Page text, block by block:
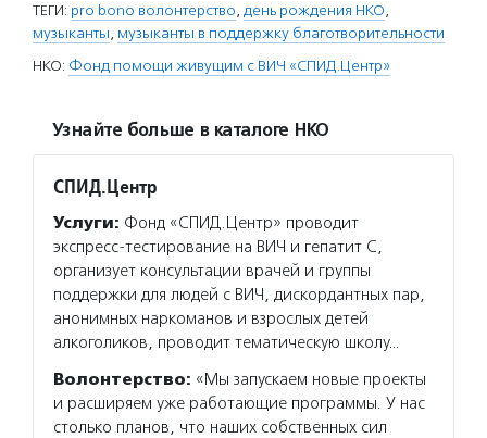
ТЕГИ: pro bono волонтерство, день рождения НКО,
музыканты, музыканты в поддержку благотворительности
НКО: Фонд помощи живущим с ВИЧ «СПИД.Центр»
Узнайте больше в каталоге НКО
СПИД.Центр
Услуги: Фонд «СПИД.Центр» проводит
экспресс-тестирование на ВИЧ и гепатит С,
организует консультации врачей и группы
поддержки для людей с ВИЧ, дискордантных пар,
анонимных наркоманов и взрослых детей
алкоголиков, проводит тематическую школу…
Волонтерство: «Мы запускаем новые проекты
и расширяем уже работающие программы. У нас
столько планов, что наших собственных сил